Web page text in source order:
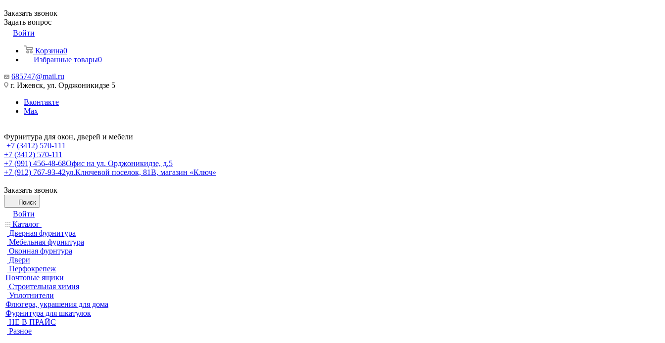
Заказать звонок
Задать вопрос
Войти
Корзина0
Избранные товары0
685747@mail.ru
г. Ижевск, ул. Орджоникидзе 5
Вконтакте
Max
Фурнитура для окон, дверей и мебели
+7 (3412) 570-111
+7 (3412) 570-111
+7 (991) 456-48-68Офис на ул. Орджоникидзе, д.5
+7 (912) 767-93-42ул.Ключевой поселок, 81В, магазин «Ключ»
Заказать звонок
Поиск
Войти
Каталог
Дверная фурнитура
Мебельная фурнитура
Оконная фурнтура
Двери
Перфокрепеж
Почтовые ящики
Строительная химия
Уплотнители
Флюгера, украшения для дома
Фурнитура для шкатулок
НЕ В ПРАЙС
Разное